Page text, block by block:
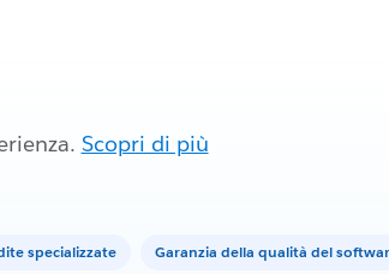
Scopri di più
specializzate Garanzia della qualità del